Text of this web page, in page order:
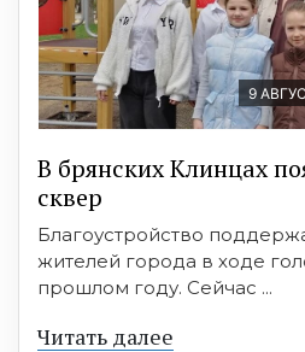
9
В брянских Клинцах
сквер
Благоустройство
жителей города в ходе
прошлом году. Сейчас ...
Читать далее